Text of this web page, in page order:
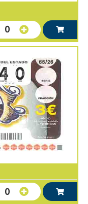
0
0